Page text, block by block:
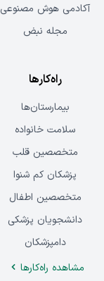
آکادمی هوش مصنوعی
مجله نبض
راه‌کارها
بیمارستان‌ها
سلامت خانواده
متخصصین قلب
پزشکان کم شنوا
متخصصین اطفال
دانشجویان پزشکی
دامپزشکان
مشاهده راه‌کار‌ها